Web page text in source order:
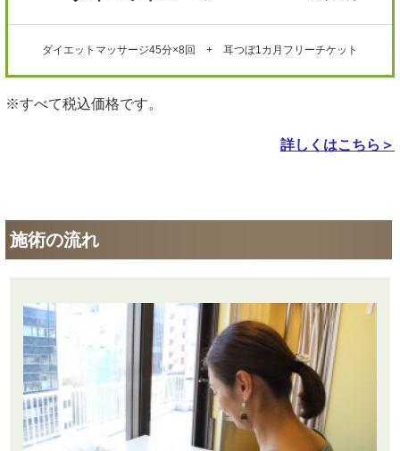
ダイエットマッサージ45分×8回 + 耳つぼ1カ月フリーチケット
※すべて税込価格です。
詳しくはこちら＞
施術の流れ